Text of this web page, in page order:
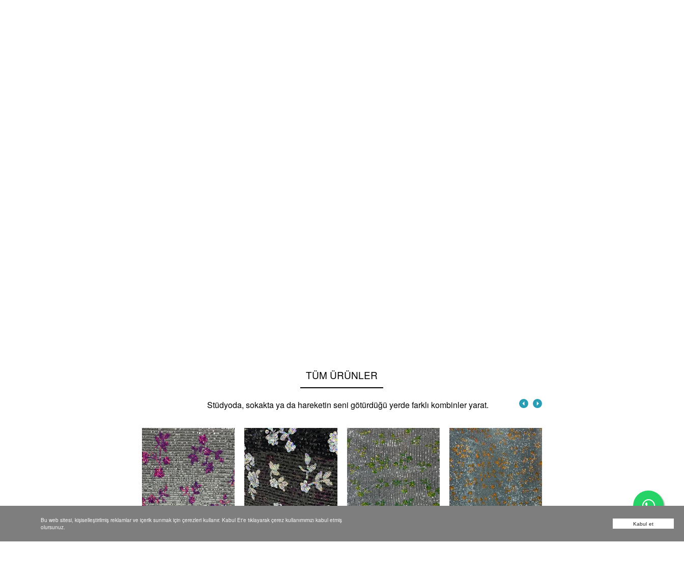
Bu web sitesi, kişiselleştirilmiş reklamlar ve içerik sunmak için çerezleri kullanır. Kabul Et'e tıklayarak çerez kullanımımızı kabul etmiş
olursunuz.
Kabul et
TÜM ÜRÜNLER
Stüdyoda, sokakta ya da hareketin seni götürdüğü yerde farklı kombinler yarat.